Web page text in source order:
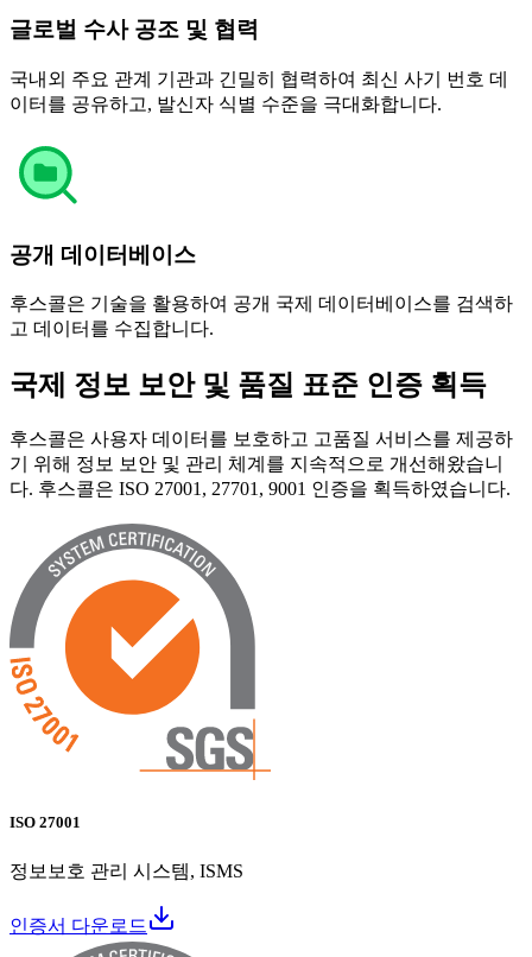
글로벌 수사 공조 및 협력
국내외 주요 관계 기관과 긴밀히 협력하여 최신 사기 번호 데
이터를 공유하고, 발신자 식별 수준을 극대화합니다.
공개 데이터베이스
후스콜은 기술을 활용하여 공개 국제 데이터베이스를 검색하
고 데이터를 수집합니다.
국제 정보 보안 및 품질 표준 인증 획득
후스콜은 사용자 데이터를 보호하고 고품질 서비스를 제공하
기 위해 정보 보안 및 관리 체계를 지속적으로 개선해왔습니
다. 후스콜은 ISO 27001, 27701, 9001 인증을 획득하였습니다.
ISO 27001
정보보호 관리 시스템, ISMS
인증서 다운로드